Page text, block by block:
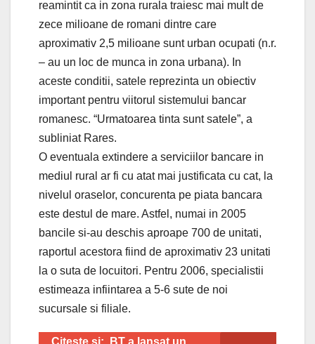
reamintit ca in zona rurala traiesc mai mult de
zece milioane de romani dintre care
aproximativ 2,5 milioane sunt urban ocupati (n.r.
– au un loc de munca in zona urbana). In
aceste conditii, satele reprezinta un obiectiv
important pentru viitorul sistemului bancar
romanesc. “Urmatoarea tinta sunt satele”, a
subliniat Rares.
O eventuala extindere a serviciilor bancare in
mediul rural ar fi cu atat mai justificata cu cat, la
nivelul oraselor, concurenta pe piata bancara
este destul de mare. Astfel, numai in 2005
bancile si-au deschis aproape 700 de unitati,
raportul acestora fiind de aproximativ 23 unitati
la o suta de locuitori. Pentru 2006, specialistii
estimeaza infiintarea a 5-6 sute de noi
sucursale si filiale.
Citeste si: BT a lansat un